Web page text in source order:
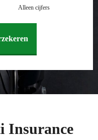
Alleen cijfers
Insurance